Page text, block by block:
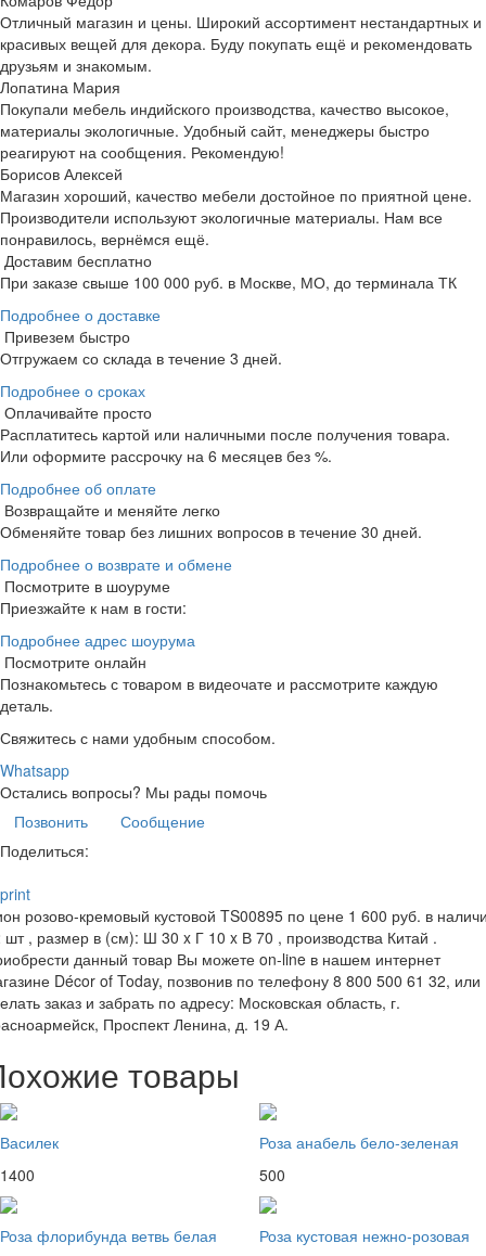
Отличный магазин и цены. Широкий ассортимент нестандартных и
красивых вещей для декора. Буду покупать ещё и рекомендовать
друзьям и знакомым.
Лопатина Мария
Покупали мебель индийского производства, качество высокое,
материалы экологичные. Удобный сайт, менеджеры быстро
реагируют на сообщения. Рекомендую!
Борисов Алексей
Магазин хороший, качество мебели достойное по приятной цене.
Производители используют экологичные материалы. Нам все
понравилось, вернёмся ещё.
Доставим бесплатно
При заказе свыше 100 000 руб. в Москве, МО, до терминала ТК
Подробнее о доставке
Привезем быстро
Отгружаем со склада в течение 3 дней.
Подробнее о сроках
Оплачивайте просто
Расплатитесь картой или наличными после получения товара.
Или оформите рассрочку на 6 месяцев без %.
Подробнее об оплате
Возвращайте и меняйте легко
Обменяйте товар без лишних вопросов в течение 30 дней.
Подробнее о возврате и обмене
Посмотрите в шоуруме
Приезжайте к нам в гости:
Подробнее адрес шоурума
Посмотрите онлайн
Познакомьтесь с товаром в видеочате и рассмотрите каждую
деталь.
Свяжитесь с нами удобным способом.
Whatsapp
Остались вопросы? Мы рады помочь
Позвонить
Сообщение
Поделиться:
print
розово-кремовый кустовой TS00895 по цене 1 600 руб. в
шт , размер в (см): Ш 30 x Г 10 x В 70 , производства Китай .
данный товар Вы можете on-line в нашем интернет
Décor of Today, позвонив по телефону 8 800 500 61 32, или
заказ и забрать по адресу: Московская область, г.
Проспект Ленина, д. 19 А.
товары
Василек
1400
Роза анабель бело-зеленая
500
Роза флорибунда ветвь белая
Роза кустовая нежно-розовая